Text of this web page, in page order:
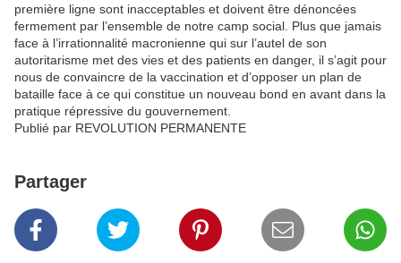
première ligne sont inacceptables et doivent être dénoncées
fermement par l’ensemble de notre camp social. Plus que jamais
face à l’irrationnalité macronienne qui sur l’autel de son
autoritarisme met des vies et des patients en danger, il s’agit pour
nous de convaincre de la vaccination et d’opposer un plan de
bataille face à ce qui constitue un nouveau bond en avant dans la
pratique répressive du gouvernement.
Publié par REVOLUTION PERMANENTE
Partager